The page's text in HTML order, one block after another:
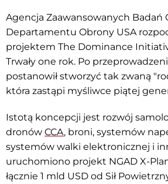
Agencja Zaawansowanych Badań
Departamentu Obrony USA
projektem The Dominance
Trwały one rok. Po
postanowił stworzyć tak zwaną
która zastąpi myśliwce piątej
Istotą koncepcji jest rozwój
dronów CCA, broni, systemów
systemów walki elektronicznej i
uruchomiono projekt NGAD X-
łącznie 1 mld USD od Sił